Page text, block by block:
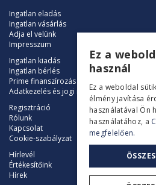
Ingatlan eladás
Ingatlan vásárlás
Adja el velünk
Impresszum
Ingatlan kiadás
Ingatlan bérlés
Prime finanszírozás
Adatkezelés és jogi nyilatkozat
Regisztráció
Rólunk
Kapcsolat
Cookie-szabályzat
Hírlevél
Értékesítőink
Hírek
Ez a
használ
Ez a weboldal
élmény javítása
használatával Ön
használatához, a
megfelelően.